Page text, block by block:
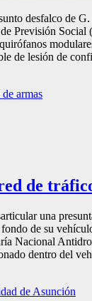
desfalco de
Previsión
de lesión de
de
una
de su
Nacional
dentro del